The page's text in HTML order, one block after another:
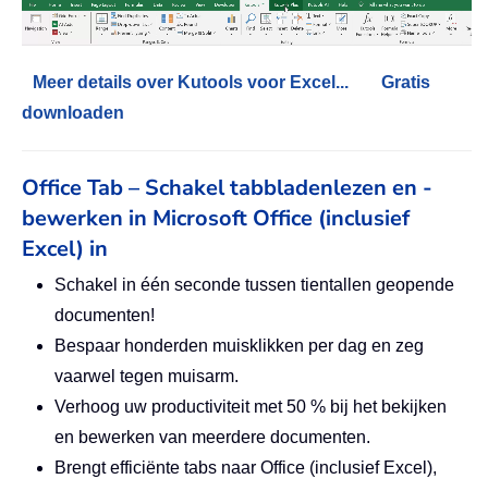
Meer details over Kutools voor Excel...
Gratis
downloaden
Office Tab – Schakel tabbladenlezen en -
bewerken in Microsoft Office (inclusief
Excel) in
Schakel in één seconde tussen tientallen geopende
documenten!
Bespaar honderden muisklikken per dag en zeg
vaarwel tegen muisarm.
Verhoog uw productiviteit met 50 % bij het bekijken
en bewerken van meerdere documenten.
Brengt efficiënte tabs naar Office (inclusief Excel),